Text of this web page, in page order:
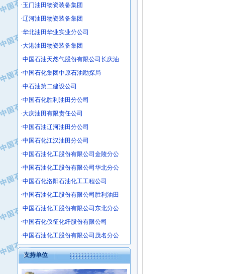
·江苏天安防雷工程有限责任公司
·山东东营胜利工业园区
·自贡五洲防腐安装有限公司
·成都长江水处理设备有限公司
·中核苏阀科技实业股份有限公司
·济南柴油机股份有限公司
·上海科瑞曼士德电源系统集成有限公
·东方合金铸造厂
·保定北奥石油物探特种车辆制造有限
·盘锦辽河油田天意石油装备有限公司
·中国石油天然气管道局穿越公司
·南石力天传动件有限公司
·浙江瑞普环境技术有限公司
·华北石油新大禹环保设备有限公司
·河北翼凌机械制造总厂
·萍乡市庞泰化工填料有限公司
·实华(天津)国际贸易有限公司
·上海宝钢商贸有限公司
·辽河石油勘探局总机械厂
·玉门油田物资装备集团
·辽河油田物资装备集团
·华北油田华业实业分公司
·大港油田物资装备集团
·中国石油天然气股份有限公司长庆油
·中国石化集团中原石油勘探局
·中石油第二建设公司
·中国石化胜利油田分公司
·大庆油田有限责任公司
·中国石油辽河油田分公司
·中国石化江汉油田分公司
·中国石油化工股份有限公司金陵分公
·中国石油化工股份有限公司华北分公
·中国石化洛阳石油化工工程公司
·中国石油化工股份有限公司胜利油田
·中国石油化工股份有限公司东北分公
·中国石化仪征化纤股份有限公司
·中国石油化工股份有限公司茂名分公
支持单位